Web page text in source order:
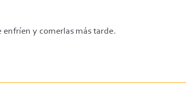
enfríen y comerlas más tarde.